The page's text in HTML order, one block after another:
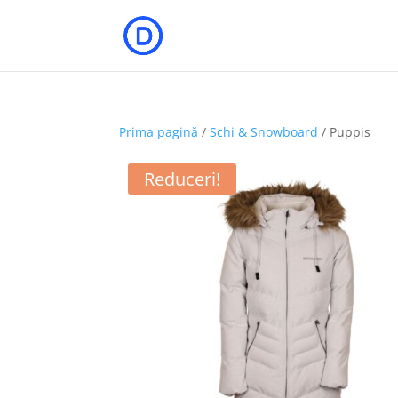
Prima pagină /Schi & Snowboard / Puppis
Reduceri!